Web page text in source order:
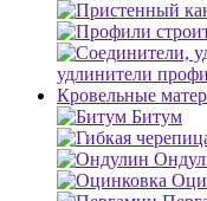
удлинители
Кровельные
Битум